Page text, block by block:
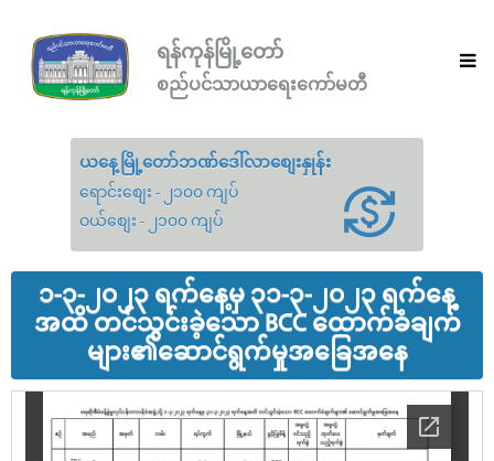
ရန်ကုန်မြို့တော်
စည်ပင်သာယာရေးကော်မတီ
ယနေ့မြို့တော်ဘဏ်ဒေါ်လာစျေးနှုန်း
ရောင်းစျေး - ၂၁၀၀ ကျပ်
ဝယ်စျေး - ၂၁၀၀ ကျပ်
၁-၃-၂၀၂၃ ရက်နေ့မှ ၃၁-၃-၂၀၂၃ ရက်နေ့
အထိ တင်သွင်းခဲ့သော BCC ထောက်ခံချက်
များ၏ဆောင်ရွက်မှုအခြေအနေ